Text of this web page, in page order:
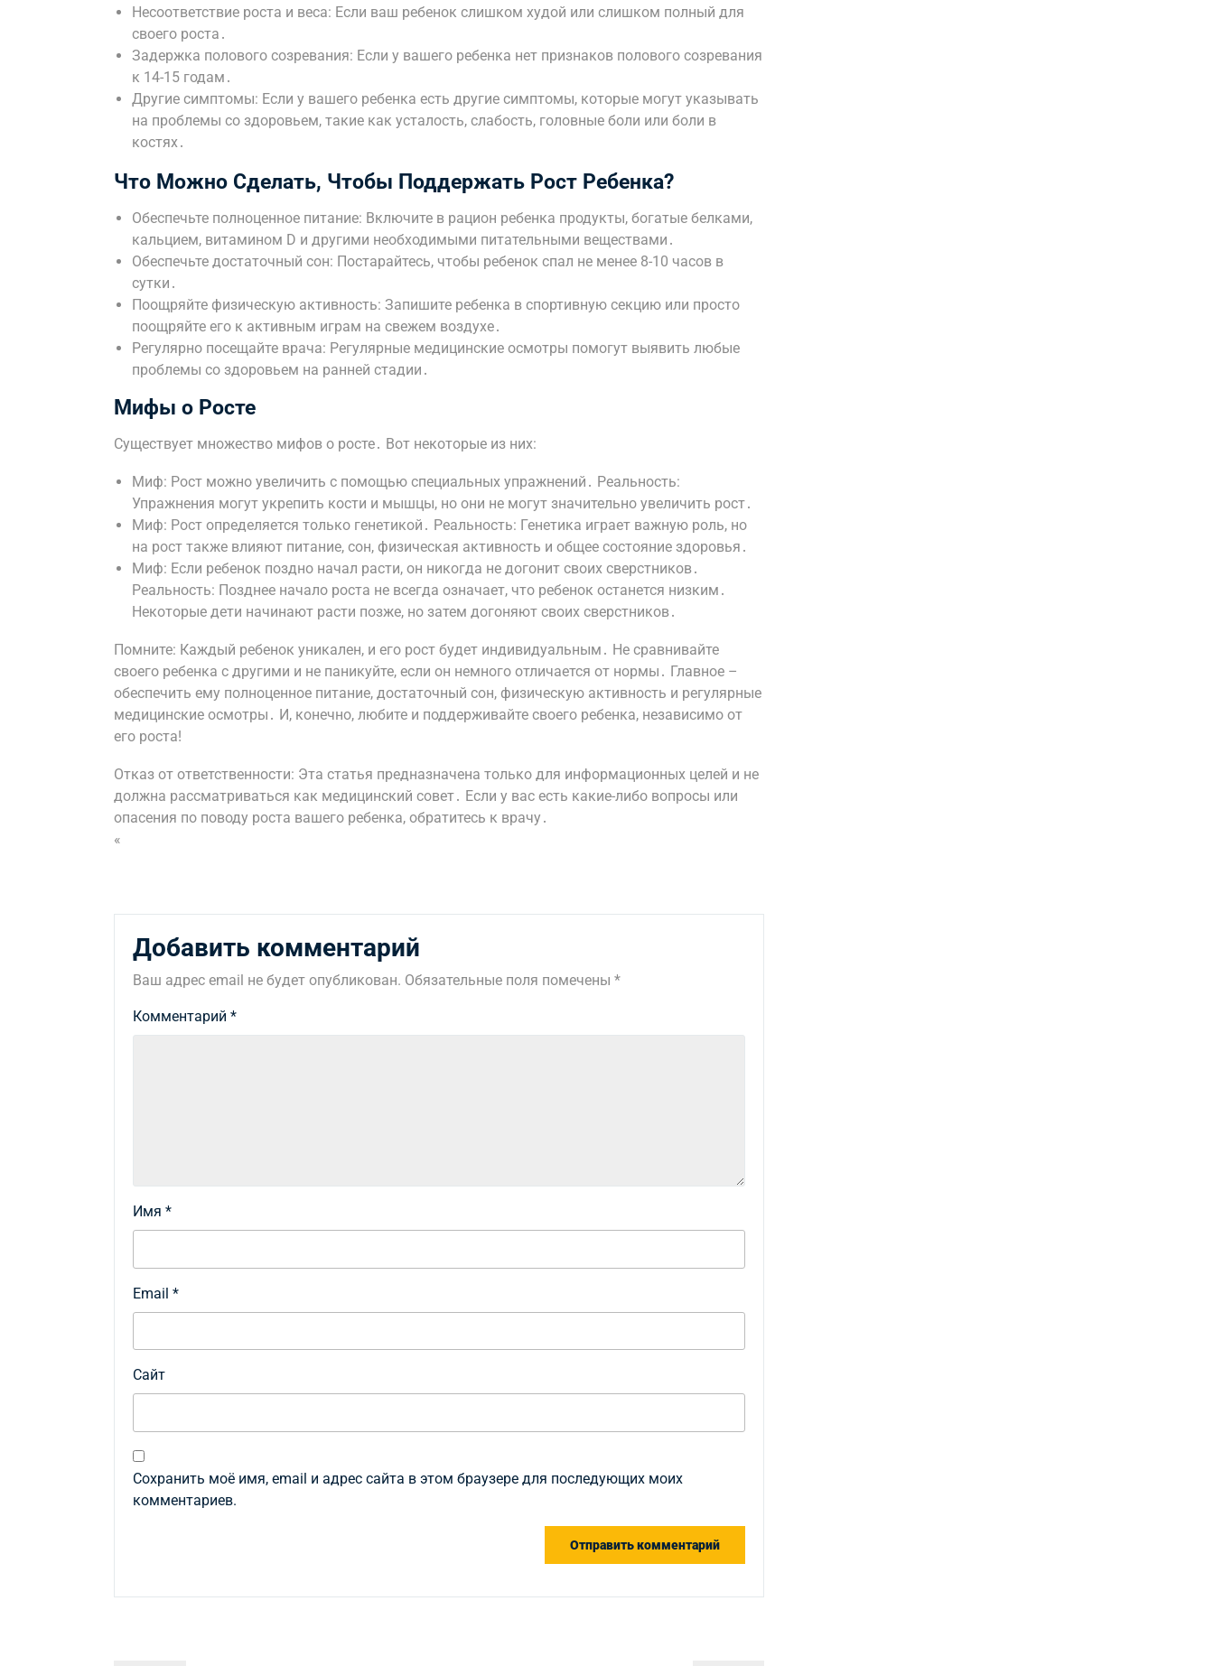
Несоответствие роста и веса: Если ваш ребенок слишком худой или слишком полный для
своего роста․
Задержка полового созревания: Если у вашего ребенка нет признаков полового созревания
к 14-15 годам․
Другие симптомы: Если у вашего ребенка есть другие симптомы, которые могут указывать
на проблемы со здоровьем, такие как усталость, слабость, головные боли или боли в
костях․
Что Можно Сделать, Чтобы Поддержать Рост Ребенка?
Обеспечьте полноценное питание: Включите в рацион ребенка продукты, богатые белками,
кальцием, витамином D и другими необходимыми питательными веществами․
Обеспечьте достаточный сон: Постарайтесь, чтобы ребенок спал не менее 8-10 часов в
сутки․
Поощряйте физическую активность: Запишите ребенка в спортивную секцию или просто
поощряйте его к активным играм на свежем воздухе․
Регулярно посещайте врача: Регулярные медицинские осмотры помогут выявить любые
проблемы со здоровьем на ранней стадии․
Мифы о Росте
Существует множество мифов о росте․ Вот некоторые из них:
Миф: Рост можно увеличить с помощью специальных упражнений․ Реальность:
Упражнения могут укрепить кости и мышцы, но они не могут значительно увеличить рост․
Миф: Рост определяется только генетикой․ Реальность: Генетика играет важную роль, но
на рост также влияют питание, сон, физическая активность и общее состояние здоровья․
Миф: Если ребенок поздно начал расти, он никогда не догонит своих сверстников․
Реальность: Позднее начало роста не всегда означает, что ребенок останется низким․
Некоторые дети начинают расти позже, но затем догоняют своих сверстников․
Помните: Каждый ребенок уникален, и его рост будет индивидуальным․ Не сравнивайте
своего ребенка с другими и не паникуйте, если он немного отличается от нормы․ Главное –
обеспечить ему полноценное питание, достаточный сон, физическую активность и регулярные
медицинские осмотры․ И, конечно, любите и поддерживайте своего ребенка, независимо от
его роста!
Отказ от ответственности: Эта статья предназначена только для информационных целей и не
должна рассматриваться как медицинский совет․ Если у вас есть какие-либо вопросы или
опасения по поводу роста вашего ребенка, обратитесь к врачу․
«
Добавить комментарий
Ваш адрес email не будет опубликован. Обязательные поля помечены *
Комментарий *
Имя *
Email *
Сайт
Сохранить моё имя, email и адрес сайта в этом браузере для последующих моих
комментариев.